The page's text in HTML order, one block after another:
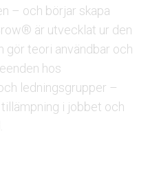
– och börjar skapa
® är utvecklat ur den
gör teori användbar och
hos
ledningsgrupper –
i jobbet och